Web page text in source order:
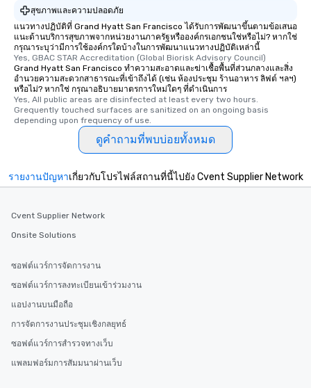
สุขภาพและความปลอดภัย
แนวทางปฏิบัติที่ Grand Hyatt San Francisco ได้รับการพัฒนาขึ้นตามข้อเสนอ
แนะด้านบริการสุขภาพจากหน่วยงานภาครัฐหรือองค์กรเอกชนใช่หรือไม่? หากใช่
กรุณาระบุว่ามีการใช้องค์กรใดบ้างในการพัฒนาแนวทางปฏิบัติเหล่านี้
Yes, GBAC STAR Accreditation (Global Biorisk Advisory Council)
Grand Hyatt San Francisco ทำความสะอาดและฆ่าเชื้อพื้นที่ส่วนกลางและสิ่ง
อำนวยความสะดวกสาธารณะที่เข้าถึงได้ (เช่น ห้องประชุม ร้านอาหาร ลิฟต์ ฯลฯ)
หรือไม่? หากใช่ กรุณาอธิบายมาตรการใหม่ใดๆ ที่ดำเนินการ
Yes, All public areas are disinfected at least every two hours.
Grequently touched surfaces are sanitized on an ongoing basis
depending upon frequency of use.
ดูคำถามที่พบบ่อยทั้งหมด
รายงานปัญหาเกี่ยวกับโปรไฟล์สถานที่นี้ไปยัง Cvent Supplier Network
Cvent Supplier Network
Onsite Solutions
ซอฟต์แวร์การจัดการงาน
ซอฟต์แวร์การลงทะเบียนเข้าร่วมงาน
แอปงานบนมือถือ
การจัดการงานประชุมเชิงกลยุทธ์
ซอฟต์แวร์การสำรวจทางเว็บ
แพลมฟอร์มการสัมมนาผ่านเว็บ